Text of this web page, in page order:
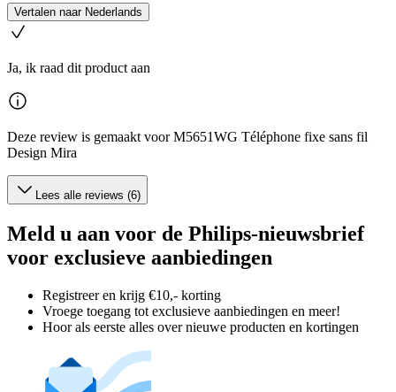
Vertalen naar Nederlands
Ja, ik raad dit product aan
Deze review is gemaakt voor M5651WG Téléphone fixe sans fil
Design Mira
Lees alle reviews (6)
Meld u aan voor de Philips-nieuwsbrief
voor exclusieve aanbiedingen
Registreer en krijg €10,- korting
Vroege toegang tot exclusieve aanbiedingen en meer!
Hoor als eerste alles over nieuwe producten en kortingen